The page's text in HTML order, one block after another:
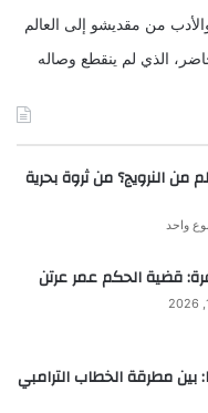
من مقديشو إلى العالم
الذي لم ينقطع وصاله
النرويج؟ من ثروة بحرية
واحد
قضية الحكم عمر عرتن
بين مطرقة الخطاب الترامبي